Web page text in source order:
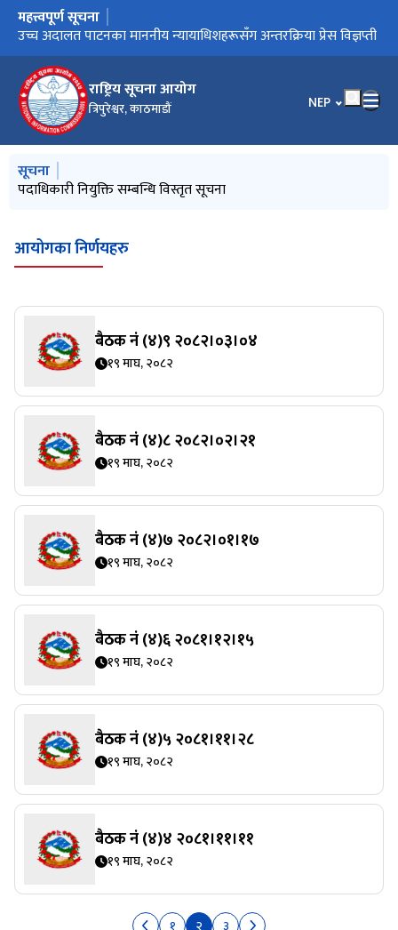
राष्ट्रिय सूचना आयोग
त्रिपुरेश्वर, काठमाडौं भाषा चयन गर्नुहोस्
NEP
मुख्य नेभिगेसनमा जानुहोस्
महत्त्वपूर्ण सूचना
पदाधिकारी नियुक्ति सम्बन्धि विस्तृत सूचना
उच्च अदालत पाटनका माननीय न्यायाधिशहरूसँग अन्तरक्रिया प्रेस विज्ञप्ती
पुनरावेदन उपरको आदेशहरु
१९ औ राष्ट्रिय सूचना दिवस
मुख्य नेभिगेसनमा जानुहोस्
सूचना
पदाधिकारी नियुक्ति सम्बन्धि विस्तृत सूचना
आयोगका निर्णयहरु
बैठक नं (४)९ २०८२।०३।०४
१९ माघ, २०८२
बैठक नं (४)८ २०८२।०२।२१
१९ माघ, २०८२
बैठक नं (४)७ २०८२।०१।१७
१९ माघ, २०८२
बैठक नं (४)६ २०८१।१२।१५
१९ माघ, २०८२
बैठक नं (४)५ २०८१।११।२८
१९ माघ, २०८२
बैठक नं (४)४ २०८१।११।११
१९ माघ, २०८२
१ २ ३